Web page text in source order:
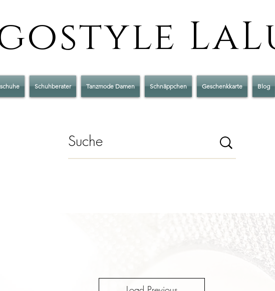
Schuhberater Tanzmode Damen Schnäppchen Geschenkkarte Blog